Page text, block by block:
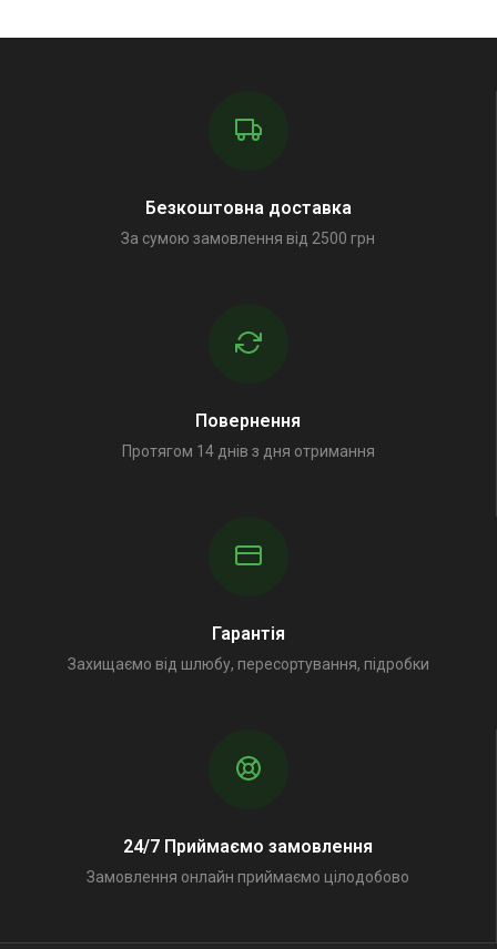
Безкоштовна доставка
За сумою замовлення від 2500 грн
Повернення
Протягом 14 днів з дня отримання
Гарантія
Захищаємо від шлюбу, пересортування, підробки
24/7 Приймаємо замовлення
Замовлення онлайн приймаємо цілодобово